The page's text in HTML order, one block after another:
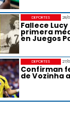
28/
Fallece
primera
en Juegos
DEPORTES
27/
Confirman
de Vozinha
DEPORTES